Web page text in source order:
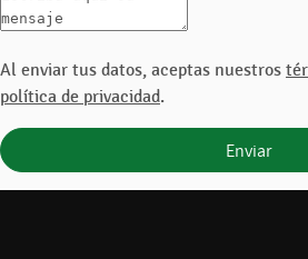
Al enviar tus datos, aceptas nuestros
política de privacidad.
Enviar